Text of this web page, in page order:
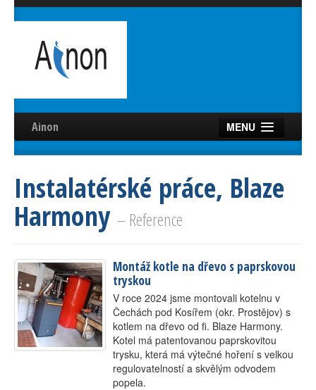
Ainon MENU
Úvod
Služby
Reference
Certifikáty
Partneři
Kontakt
Instalatérské práce, Blaze
Harmony – Reference
Montáž kotle na dřevo s paprskovou
tryskou
V roce 2024 jsme montovali kotelnu v
Čechách pod Kosířem (okr. Prostějov) s
kotlem na dřevo od fi. Blaze Harmony.
Kotel má patentovanou paprskovitou
trysku, která má výtečné hoření s velkou
regulovatelností a skvělým odvodem
popela.